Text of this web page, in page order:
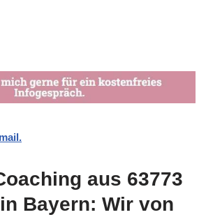
aus 63773
Bayern: Wir von